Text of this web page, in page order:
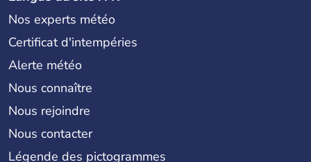
Nos experts météo
Certificat d'intempéries
Alerte météo
Nous connaître
Nous rejoindre
Nous contacter
Légende des pictogrammes